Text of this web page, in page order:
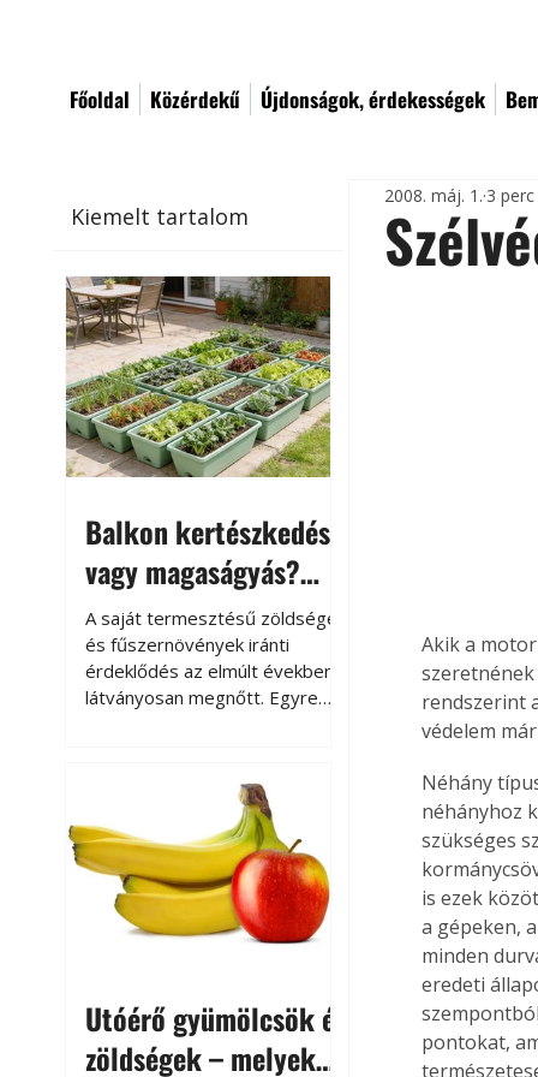
Főoldal Közérdekű Újdonságok, érdekességek
Kiemelt tartalom
Balkon kertészkedés
vagy magaságyás?
Helytakarékos
kertészkedés
A saját termesztésű zöldségek
és fűszernövények iránti
érdeklődés az elmúlt években
látványosan megnőtt. Egyre
kertészkedés sokak számára
kikapcsolódást és feltöltődést
is jelent.
Utóérő gyümölcsök és
zöldségek – melyek
2008. máj. 1. 3
Akik a
rendszerint
védelem
Néhány
néhányhoz
szükséges
is ezek
a gépeken,
minden
eredeti
pontokat,